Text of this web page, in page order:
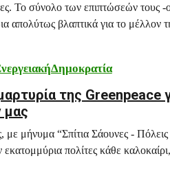
Το σύνολο των επιπτώσεών τους -
απολύτως βλαπτικά για το μέλλον
της Greenpeace
μας
μήνυμα “Σπίτια Σάουνες -
πολίτες κάθε